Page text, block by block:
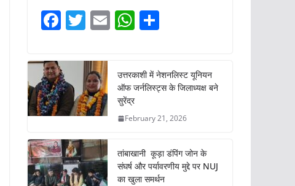
F
c
e
b
o
o
k
T
itt
er
E W
s
A
p
e
उत्तरकाशी में नेशनलिस्ट यूनियन
ऑफ जर्नलिस्ट्स के जिलाध्यक्ष बने
सुरेंद्र
February 21, 2026
तांबाखानी कूड़ा डंपिंग जोन के
संघर्ष और पर्यावरणीय मुद्दे पर NUJ
का खुला समर्थन